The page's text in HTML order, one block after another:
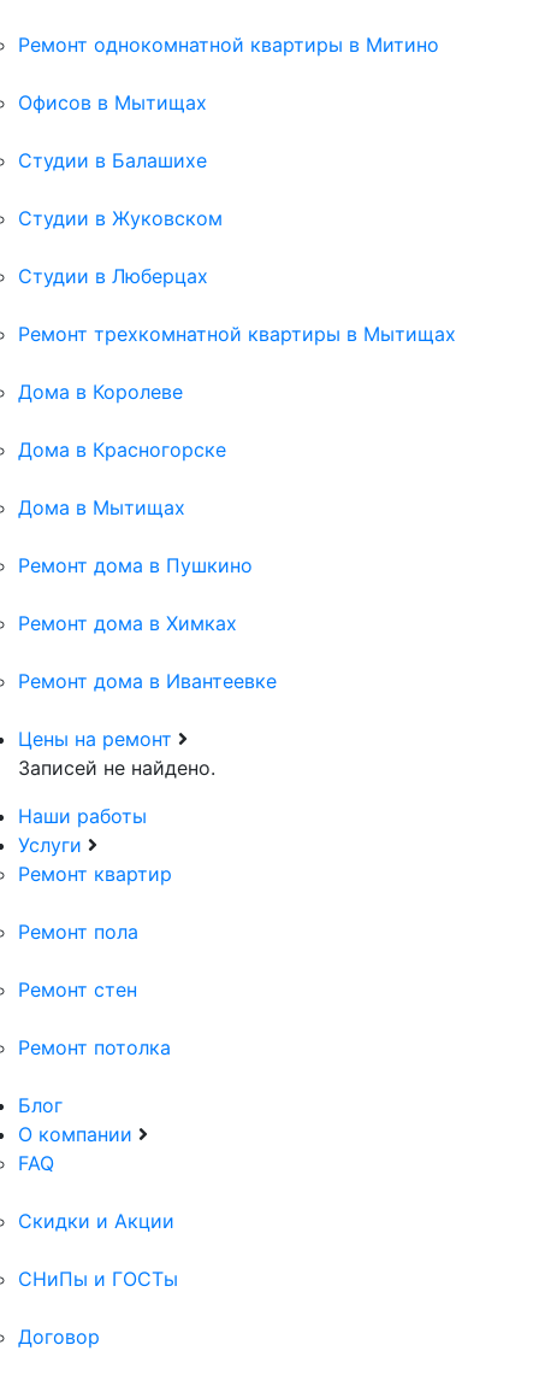
Ремонт однокомнатной квартиры в Митино
Офисов в Мытищах
Студии в Балашихе
Студии в Жуковском
Студии в Люберцах
Ремонт трехкомнатной квартиры в Мытищах
Дома в Королеве
Дома в Красногорске
Дома в Мытищах
Ремонт дома в Пушкино
Ремонт дома в Химках
Ремонт дома в Ивантеевке
Цены на ремонт
Записей не найдено.
Наши работы
Услуги
Ремонт квартир
Ремонт пола
Ремонт стен
Ремонт потолка
Блог
О компании
FAQ
Скидки и Акции
СНиПы и ГОСТы
Договор